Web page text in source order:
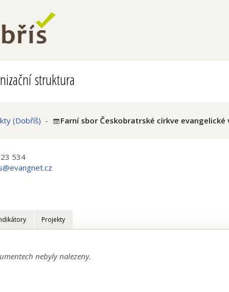
struktura
(Dobříš) - Farní sbor Českobratrské církve evangelické
534
Projekty
nebyly nalezeny.